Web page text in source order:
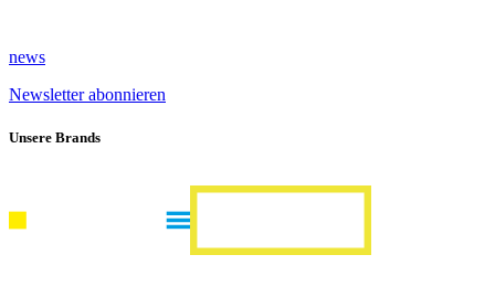
news
Newsletter abonnieren
Unsere Brands